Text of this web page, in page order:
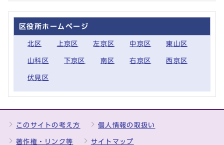
区役所ホームページ
北区 上京区 左京区 中京区 東山区
山科区 下京区 南区 右京区 西京区
伏見区
このサイトの考え方 個人情報の取扱い
著作権・リンク等 サイトマップ